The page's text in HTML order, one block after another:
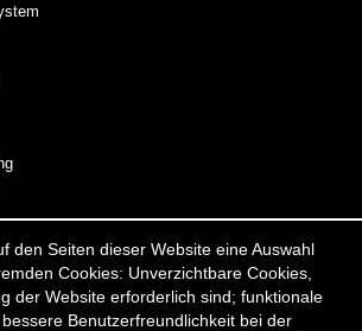
den Seiten dieser Website eine Auswahl
Cookies: Unverzichtbare Cookies,
der Website erforderlich sind; funktionale
Benutzerfreundlichkeit bei der